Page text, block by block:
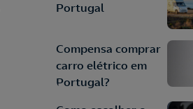
Portugal
Compensa comprar
carro elétrico em
Portugal?